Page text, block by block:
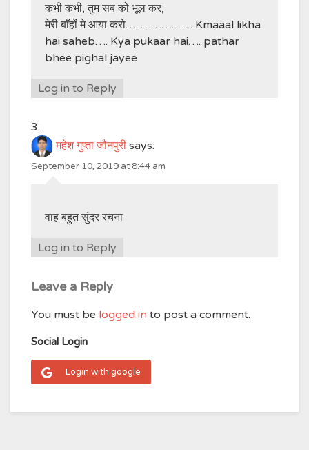
कभी कभी, तुम सब को भूल कर,
मेरी बाँहों मे आया करो…. …………… Kmaaal likha
hai saheb…. Kya pukaar hai…. pathar
bhee pighal jayee
Log in to Reply
महेश गुप्ता जौनपुरी says:
September 10, 2019 at 8:44 am
वाह बहुत सुंदर रचना
Log in to Reply
Leave a Reply
You must be logged in to post a comment.
Social Login
Login with google